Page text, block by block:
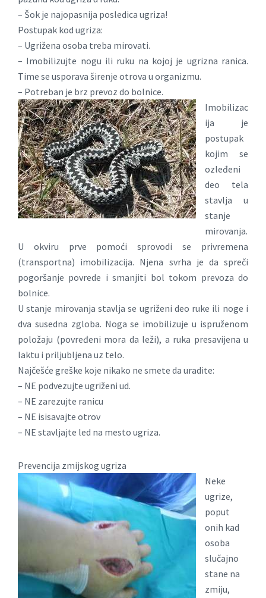
– Šok je najopasnija posledica ugriza!
Postupak kod ugriza:
– Ugrižena osoba treba mirovati.
– Imobilizujte nogu ili ruku na kojoj je ugrizna ranica.
Time se usporava širenje otrova u organizmu.
– Potreban je brz prevoz do bolnice.
Imobilizac
ija je
postupak
kojim se
ozleđeni
deo tela
stavlja u
stanje
mirovanja.
U okviru prve pomoći sprovodi se privremena
(transportna) imobilizacija. Njena svrha je da spreči
pogoršanje povrede i smanjiti bol tokom prevoza do
bolnice.
U stanje mirovanja stavlja se ugriženi deo ruke ili noge i
dva susedna zgloba. Noga se imobilizuje u ispruženom
položaju (povređeni mora da leži), a ruka presavijena u
laktu i priljubljena uz telo.
Najčešće greške koje nikako ne smete da uradite:
– NE podvezujte ugriženi ud.
– NE zarezujte ranicu
– NE isisavajte otrov
– NE stavljajte led na mesto ugriza.
Prevencija zmijskog ugriza
Neke
ugrize,
poput
onih kad
osoba
slučajno
stane na
zmiju,